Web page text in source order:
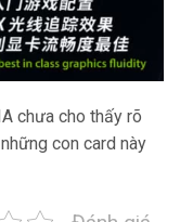
chưa cho thấy rõ
con card này